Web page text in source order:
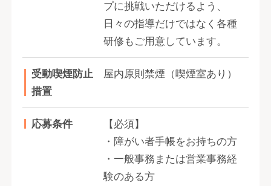
プに挑戦いただけるよう、
日々の指導だけではなく各種
研修もご用意しています。
受動喫煙防止
措置
屋内原則禁煙（喫煙室あり）
応募条件
【必須】
・障がい者手帳をお持ちの方
・一般事務または営業事務経
験のある方